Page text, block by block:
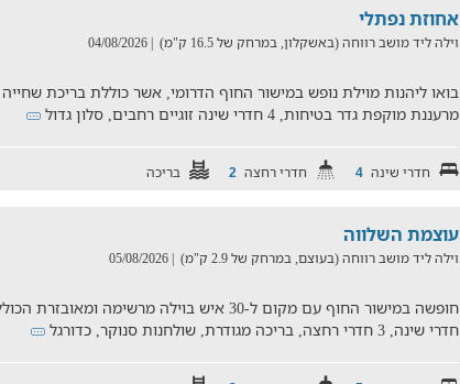
אחוזת נפתלי
וילה ליד מושב רווחה (באשקלון, במרחק של 16.5 ק"מ) | 04/08/2026
בואו ליהנות מוילת נופש במישור החוף הדרומי, אשר כוללת בריכת שחייה
מרעננת מוקפת גדר בטיחות, 4 חדרי שינה זוגיים רחבים, סלון גדול
חדרי שינה 4 חדרי רחצה 2 בריכה
עוצמת השלווה
וילה ליד מושב רווחה (בעוצם, במרחק של 2.9 ק"מ) | 05/08/2026
חדרי שינה, 3 חדרי רחצה, בריכה מגודרת, שולחנות סנוקר, כדורגל